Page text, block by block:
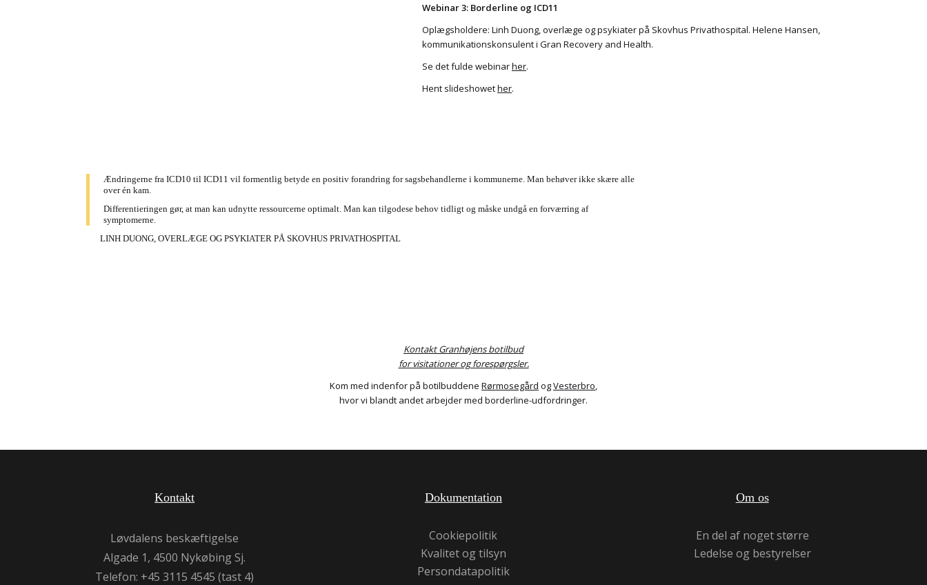
Webinar 3: Borderline og ICD11
Oplægsholdere: Linh Duong, overlæge og psykiater på Skovhus Privathospital. Helene Hansen,
kommunikationskonsulent i Gran Recovery and Health.
Se det fulde webinarher.
Hent slideshowether.
Ændringerne fra ICD10 til ICD11 vil formentlig betyde en positiv forandring for sagsbehandlerne i kommunerne. Man behøver ikke skære alle
over én kam.
Differentieringen gør, at man kan udnytte ressourcerne optimalt. Man kan tilgodese behov tidligt og måske undgå en forværring af
symptomerne.
LINH DUONG, OVERLÆGE OG PSYKIATER PÅ SKOVHUS PRIVATHOSPITAL
Kontakt Granhøjens botilbud
for visitationer og forespørgsler.
Kom med indenfor på botilbuddene Rørmosegård ogVesterbro,
hvor vi blandt andet arbejder med borderline-udfordringer.
Kontakt
Løvdalens beskæftigelse
Algade 1, 4500 Nykøbing Sj.
Telefon: +45 3115 4545 (tast 4)
Dokumentation
Cookiepolitik
Kvalitet og tilsyn
Persondatapolitik
Om os
En del af noget større
Ledelse og bestyrelser